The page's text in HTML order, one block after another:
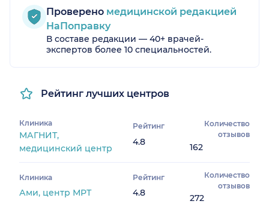
Проверено медицинской редакцией
НаПоправку
В составе редакции — 40+ врачей-
экспертов более 10 специальностей.
Рейтинг лучших центров
Клиника
МАГНИТ,
медицинский центр
Рейтинг
4.8
Количество
отзывов
162
Клиника
Ами, центр МРТ
Рейтинг
4.8
Количество
отзывов
272